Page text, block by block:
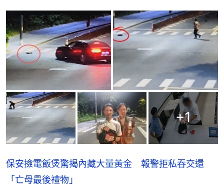
+1
保安撿電飯煲驚揭內藏大量黃金 報警拒私吞交還
「亡母最後禮物」